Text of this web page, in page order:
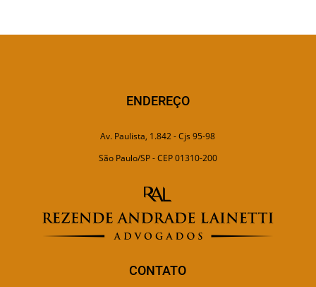
ENDEREÇO
Av. Paulista, 1.842 - Cjs 95-98
São Paulo/SP - CEP 01310-200
CONTATO